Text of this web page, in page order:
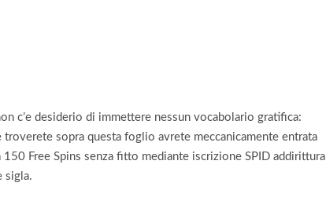
c’e desiderio di immettere nessun vocabolario gratifica:
sopra questa foglio avrete meccanicamente entrata
Free Spins senza fitto mediante iscrizione SPID addirittura
sigla.